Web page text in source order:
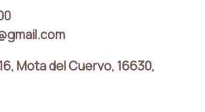
Mota del Cuervo, 16630,